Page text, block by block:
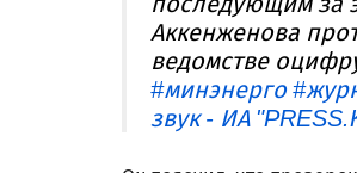
Аккенженова
ведомстве
#минэнерго
звук - ИА